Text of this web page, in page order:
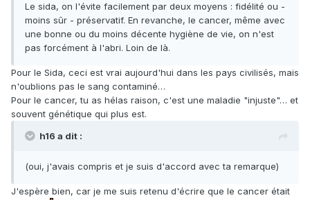
Le sida, on l'évite facilement par deux moyens : fidélité ou -
moins sûr - préservatif. En revanche, le cancer, même avec
une bonne ou du moins décente hygiène de vie, on n'est
pas forcément à l'abri. Loin de là.
Pour le Sida, ceci est vrai aujourd'hui dans les pays civilisés, mais
n'oublions pas le sang contaminé…
Pour le cancer, tu as hélas raison, c'est une maladie "injuste"… et
souvent génétique qui plus est.
h16 a dit :
(oui, j'avais compris et je suis d'accord avec ta remarque)
J'espère bien, car je me suis retenu d'écrire que le cancer était